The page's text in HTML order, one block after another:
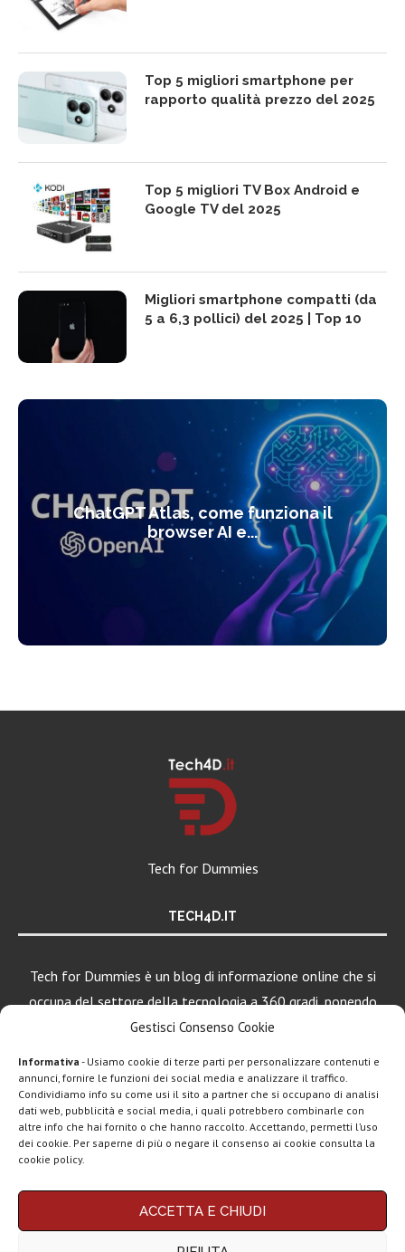
Gestisci Consenso Cookie
Informativa - Usiamo cookie di terze parti per personalizzare contenuti e
annunci, fornire le funzioni dei social media e analizzare il traffico.
Condividiamo info su come usi il sito a partner che si occupano di analisi
dati web, pubblicità e social media, i quali potrebbero combinarle con
altre info che hai fornito o che hanno raccolto. Accettando, permetti l’uso
dei cookie. Per saperne di più o negare il consenso ai cookie consulta la
cookie policy.
ACCETTA E CHIUDI
Top 5 migliori smartphone per
rapporto qualità prezzo del 2025
Top 5 migliori TV Box Android e
Google TV del 2025
Migliori smartphone compatti (da
5 a 6,3 pollici) del 2025 | Top 10
ChatGPT Atlas, come funziona il
browser AI e...
Tech for Dummies
TECH4D.IT
Tech for Dummies è un blog di informazione online che si
occupa del settore della tecnologia a 360 gradi, ponendo
una particolare attenzione al mondo Android, Apple e
Chi siamo Contatti Disclaimer Privacy policy
LEGGI ANCHE
ClawdBot
(OpenClaw):